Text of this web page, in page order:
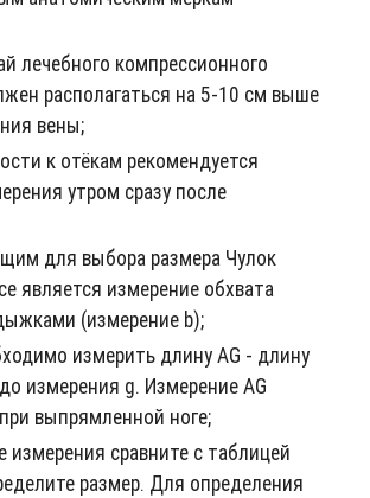
лечебного компрессионного
располагаться на 5-10 см выше
вены;
к отёкам рекомендуется
утром сразу после
для выбора размера Чулок
является измерение обхвата
(измерение b);
измерить длину AG - длину
измерения g. Измерение AG
выпрямленной ноге;
измерения сравните с таблицей
размер. Для определения